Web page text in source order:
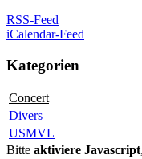
RSS-Feed
iCalendar-Feed
Kategorien
Concert
Divers
USMVL
Bitte aktiviere Javascript